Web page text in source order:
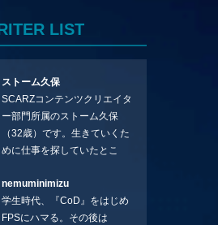
LIST
ストーム久保
SCARZコンテンツクリエイタ
ー部門所属のストーム久保
（32歳）です。生きていくた
めに仕事を探していたとこ
コラムを連載させてもらえる
ことになりました。言いたい
ことを言っていきます。X：
nemuminimizu
学生時代、『CoD』をはじめ
FPSにハマる。その後は